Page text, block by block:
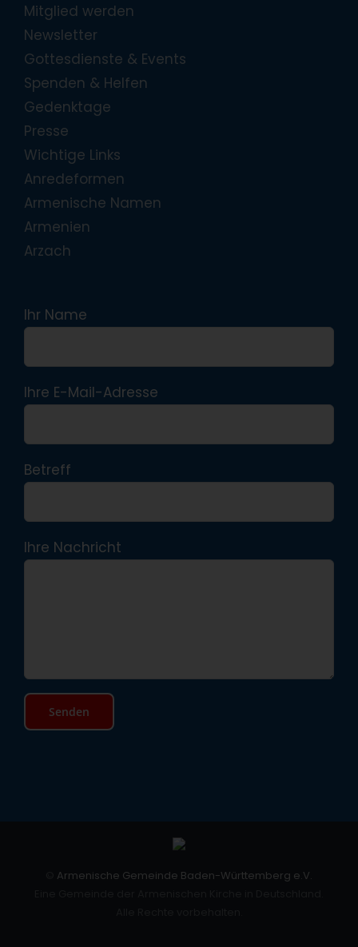
Mitglied werden
Newsletter
Gottesdienste & Events
Spenden & Helfen
Gedenktage
Presse
Wichtige Links
Anredeformen
Armenische Namen
Armenien
Arzach
Ihr Name
Ihre E-Mail-Adresse
Betreff
Ihre Nachricht
Armenische Gemeinde Baden-Württemberg e.V.